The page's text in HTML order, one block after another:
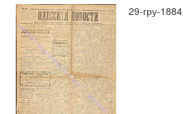
29-гру-1884